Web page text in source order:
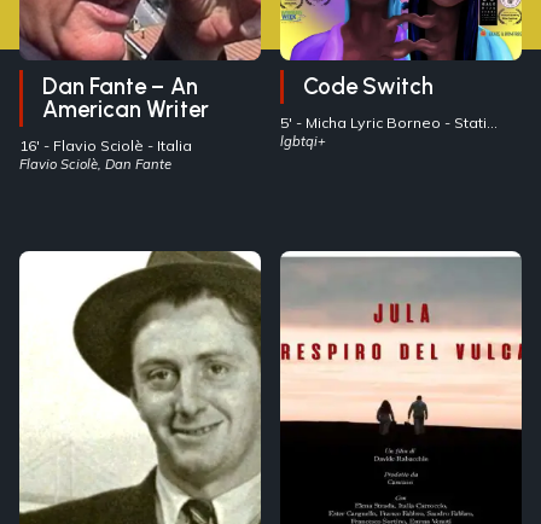
Dan Fante – An
American Writer
16' - Flavio Sciolè - Italia
Flavio Sciolè, Dan Fante
Code Switch
5' - Micha Lyric Borneo
Uniti
lgbtqi+